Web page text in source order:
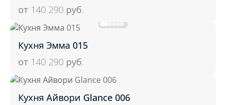
от 140 290 руб.
Кухня Эмма 015
от 140 290 руб.
Кухня Айвори Glance 006